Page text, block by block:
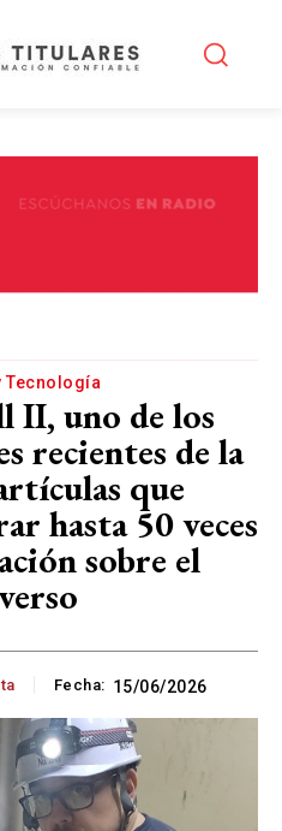
Tecnología
II, uno de los
recientes de la
que
hasta 50 veces
sobre el
Fecha: 15/06/2026